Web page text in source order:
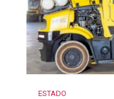
ESTADO